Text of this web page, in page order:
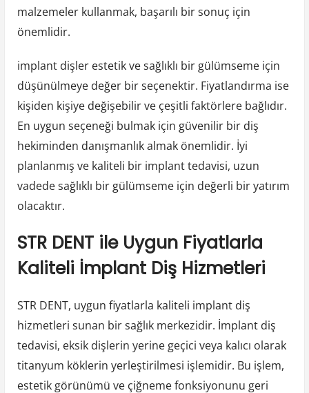
malzemeler kullanmak, başarılı bir sonuç için
önemlidir.
implant dişler estetik ve sağlıklı bir gülümseme için
düşünülmeye değer bir seçenektir. Fiyatlandırma ise
kişiden kişiye değişebilir ve çeşitli faktörlere bağlıdır.
En uygun seçeneği bulmak için güvenilir bir diş
hekiminden danışmanlık almak önemlidir. İyi
planlanmış ve kaliteli bir implant tedavisi, uzun
vadede sağlıklı bir gülümseme için değerli bir yatırım
olacaktır.
STR DENT ile Uygun Fiyatlarla
Kaliteli İmplant Diş Hizmetleri
STR DENT, uygun fiyatlarla kaliteli implant diş
hizmetleri sunan bir sağlık merkezidir. İmplant diş
tedavisi, eksik dişlerin yerine geçici veya kalıcı olarak
titanyum köklerin yerleştirilmesi işlemidir. Bu işlem,
estetik görünümü ve çiğneme fonksiyonunu geri